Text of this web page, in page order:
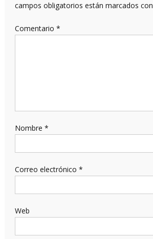
campos obligatorios están marcados con
Comentario *
Nombre *
Correo electrónico *
Web